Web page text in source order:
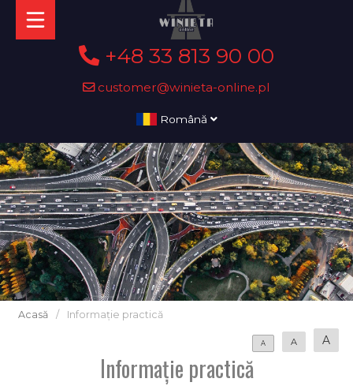
+48 33 813 90 00
customer@winieta-online.pl
Română
Acasă / Informație practică
A A A
Informație practică